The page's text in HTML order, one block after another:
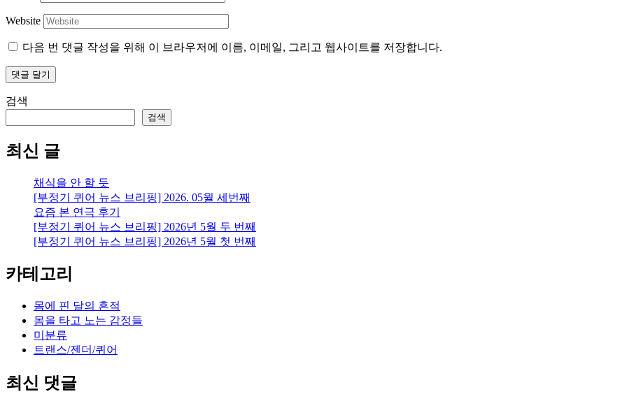
Website
다음 번 댓글 작성을 위해 이 브라우저에 이름, 이메일, 그리고 웹사이트를 저장합니다.
검색
검색
최신 글
채식을 안 할 듯
[부정기 퀴어 뉴스 브리핑] 2026. 05월 세번째
요즘 본 연극 후기
[부정기 퀴어 뉴스 브리핑] 2026년 5월 두 번째
[부정기 퀴어 뉴스 브리핑] 2026년 5월 첫 번째
카테고리
몸에 핀 달의 흔적
몸을 타고 노는 감정들
미분류
트랜스/젠더/퀴어
최신 댓글